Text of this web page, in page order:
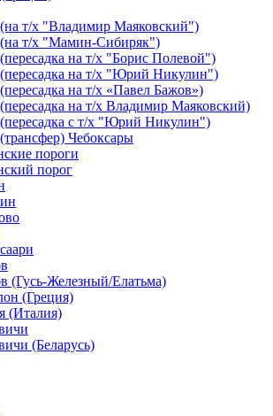
т/х "Владимир Маяковский")
(на т/х "Мамин-Сибиряк")
на т/х "Борис Полевой")
на т/х "Юрий Никулин")
на т/х «Павел Бажов»)
на т/х Владимир Маяковский)
с т/х "Юрий Никулин")
Чебоксары
пороги
порог
(Гусь-Железный/Елатьма)
(Греция)
(Италия)
(Беларусь)